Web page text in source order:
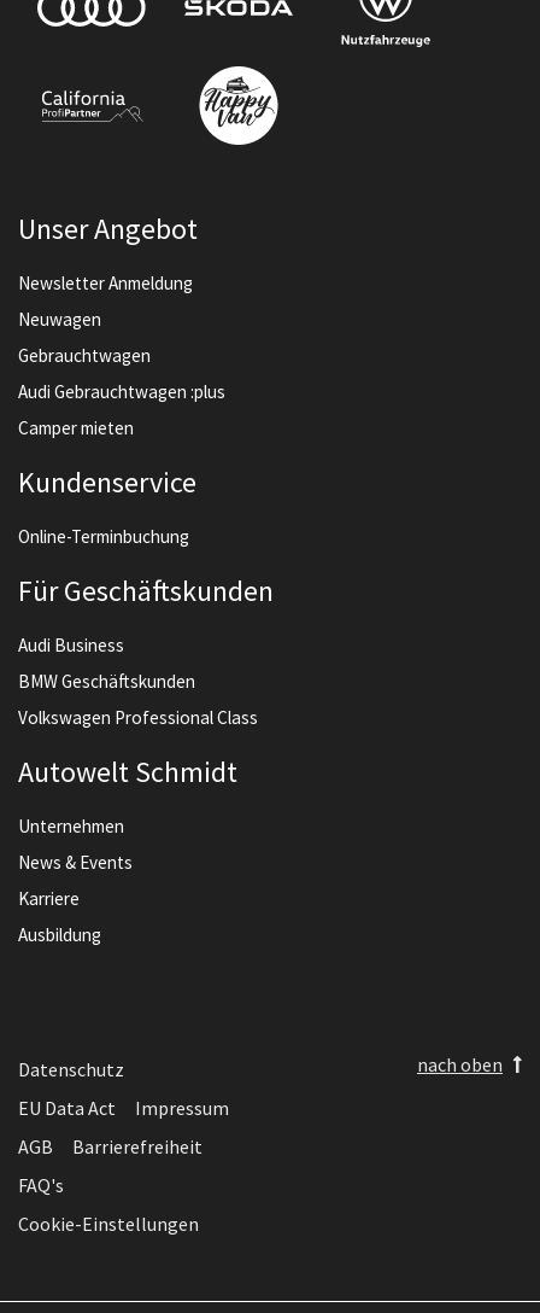
Unser Angebot
Newsletter Anmeldung
Neuwagen
Gebrauchtwagen
Audi Gebrauchtwagen :plus
Camper mieten
Kundenservice
Online-Terminbuchung
Für Geschäftskunden
Audi Business
BMW Geschäftskunden
Volkswagen Professional Class
Autowelt Schmidt
Unternehmen
News & Events
Karriere
Ausbildung
Datenschutz
EU Data Act
Impressum
AGB
Barrierefreiheit
FAQ's
Cookie-Einstellungen
nach oben